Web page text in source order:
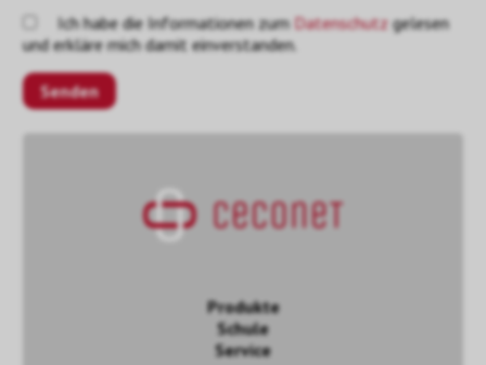
Ich habe die Informationen zum Datenschutzgelesen
und erkläre mich damit einverstanden.
Produkte
Schule
Service